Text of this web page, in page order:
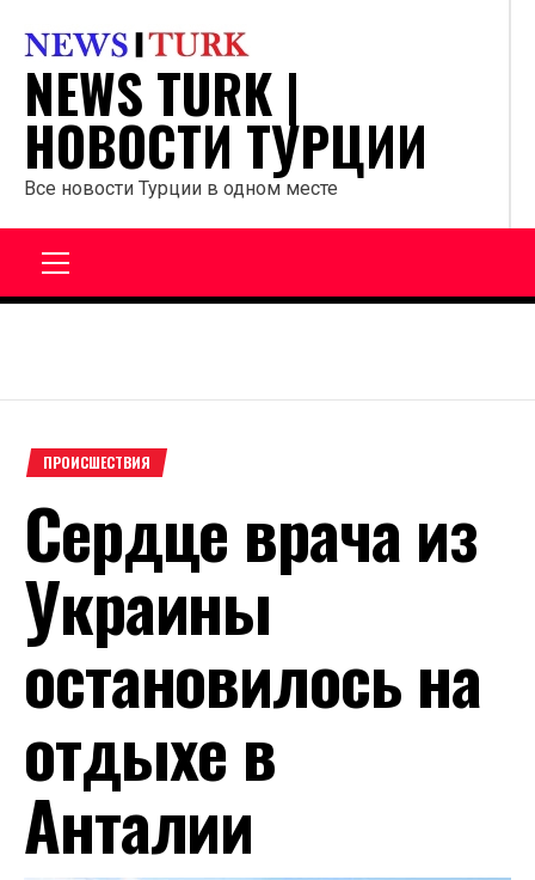
содержанию
NEWS TURK |
НОВОСТИ ТУРЦИИ
Все новости Турции в одном месте
ПРОИСШЕСТВИЯ
Сердце врача из
Украины
остановилось на
отдыхе в
Анталии